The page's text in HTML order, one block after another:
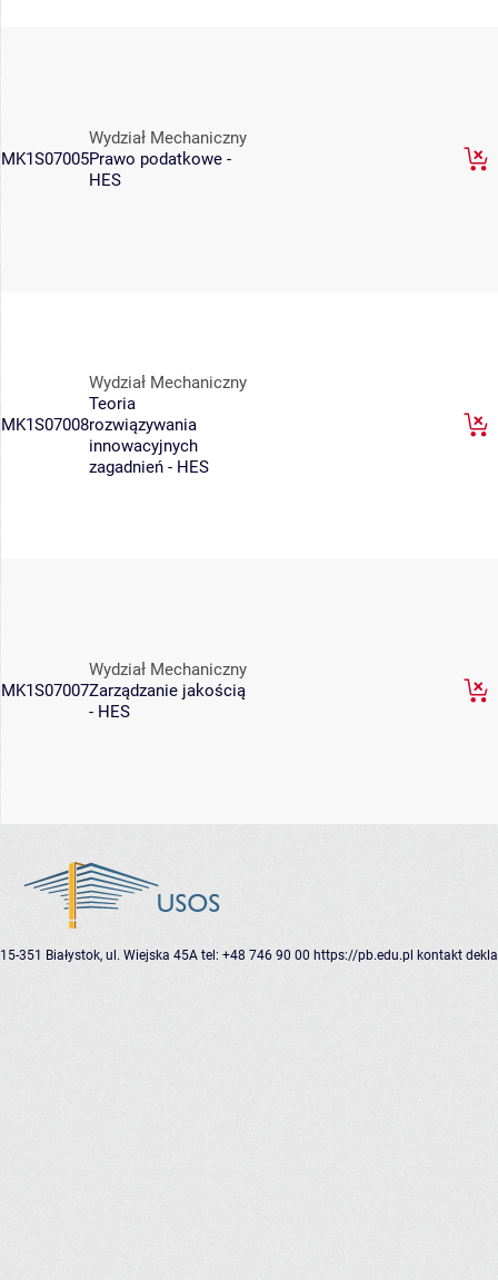
MK1S07005
Wydział Mechaniczny
Prawo podatkowe -
HES
MK1S07008
Wydział Mechaniczny
Teoria
rozwiązywania
innowacyjnych
zagadnień - HES
MK1S07007
Wydział Mechaniczny
Zarządzanie jakością
- HES
15-351 Białystok, ul. Wiejska 45A tel: +48 746 90 00 https://pb.edu.pl kontakt